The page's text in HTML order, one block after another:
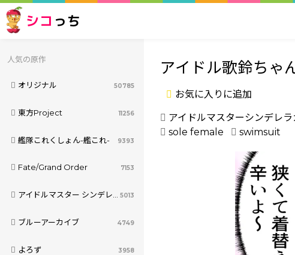
シコ っち
人気の原作
オリジナル 50785
東方Project 11256
艦隊これくしょん-艦これ- 9393
Fate/Grand Order 7153
アイドルマスター シンデレラガールズ 5013
ブルーアーカイブ 4749
よろず 3958
アイドル歌鈴ちゃ
お気に入りに追加
アイドルマスターシンデレ
sole female
swimsuit